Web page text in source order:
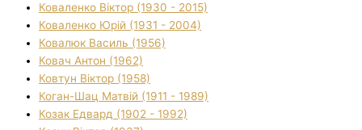
Коваленко Віктор (1930 - 2015)
Коваленко Юрій (1931 - 2004)
Ковалюк Василь (1956)
Ковач Антон (1962)
Ковтун Віктор (1958)
Коган-Шац Матвій (1911 - 1989)
Козак Едвард (1902 - 1992)